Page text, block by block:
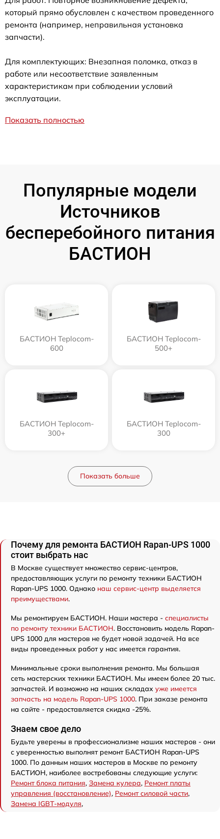
который прямо обусловлен с качеством проведенного
ремонта (например, неправильная установка
запчасти).
Для комплектующих: Внезапная поломка, отказ в
работе или несоответствие заявленным
характеристикам при соблюдении условий
эксплуатации.
Показать полностью
Популярные модели
Источников
бесперебойного питания
БАСТИОН
БАСТИОН Teplocom-
600
БАСТИОН Teplocom-
500+
БАСТИОН Teplocom-
300+
БАСТИОН Teplocom-
300
Показать больше
Почему для ремонта БАСТИОН Rapan-UPS 1000
стоит выбрать нас
В Москве существует множество сервис-центров,
предоставляющих услуги по ремонту техники БАСТИОН
Rapan-UPS 1000. Однако наш сервис-центр выделяется
преимуществами.
Мы ремонтируем БАСТИОН. Наши мастера - специалисты
по ремонту техники БАСТИОН. Восстановить модель Rapan-
UPS 1000 для мастеров не будет новой задачей. На все
виды проведенных работ у нас имеется гарантия.
Минимальные сроки выполнения ремонта. Мы большая
сеть мастерских техники БАСТИОН. Мы имеем более 20 тыс.
запчастей. И возможно на наших складах уже имеется
запчасть на модель Rapan-UPS 1000. При заказе ремонта
на сайте - предоставляется скидка -25%.
Знаем свое дело
Будьте уверены в профессионализме наших мастеров - они
с уверенностью выполнят ремонт БАСТИОН Rapan-UPS
1000. По данным наших мастеров в Москве по ремонту
БАСТИОН, наиболее востребованы следующие услуги:
Ремонт блока питания, Замена кулера, Ремонт платы
управления (восстановление), Ремонт силовой части,
Замена IGBT-модуля,